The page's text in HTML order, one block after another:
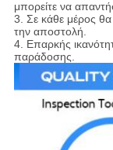
μπορείτε να
3. Σε κάθε μέρος
την αποστολή.
4. Επαρκής
παράδοσης.